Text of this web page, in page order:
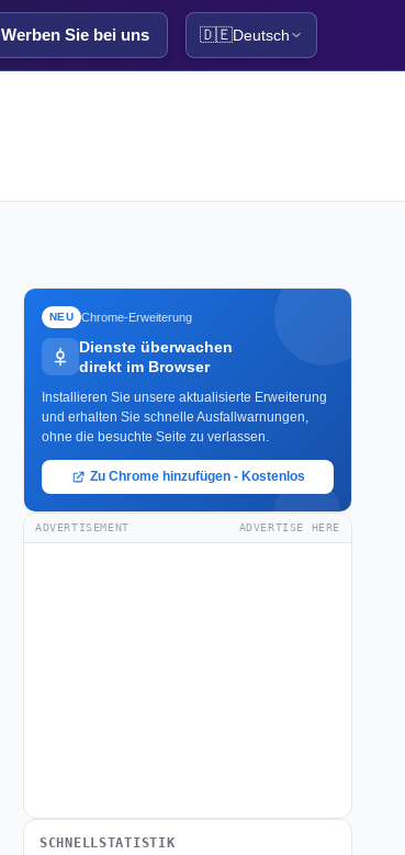
Werben Sie bei uns 🇩🇪Deutsch
NEU Chrome-Erweiterung
Dienste überwachen
direkt im Browser
Installieren Sie unsere aktualisierte Erweiterung
und erhalten Sie schnelle Ausfallwarnungen,
ohne die besuchte Seite zu verlassen.
Zu Chrome hinzufügen - Kostenlos
ADVERTISEMENT ADVERTISE HERE
SCHNELLSTATISTIK